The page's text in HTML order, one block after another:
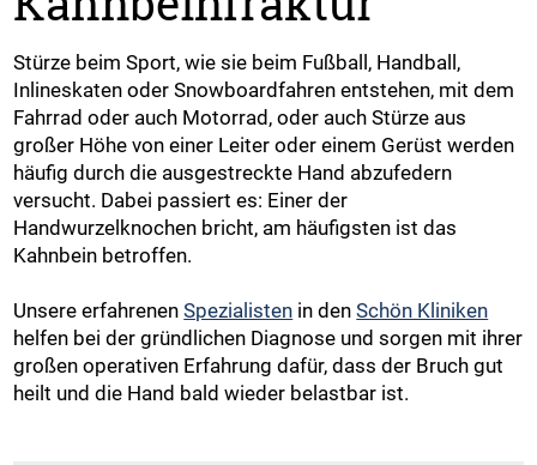
Stürze beim Sport, wie sie beim Fußball, Handball,
Inlineskaten oder Snowboardfahren entstehen, mit dem
Fahrrad oder auch Motorrad, oder auch Stürze aus
großer Höhe von einer Leiter oder einem Gerüst werden
häufig durch die ausgestreckte Hand abzufedern
versucht. Dabei passiert es: Einer der
Handwurzelknochen bricht, am häufigsten ist das
Kahnbein betroffen.
Unsere erfahrenenSpezialisten in denSchön Kliniken
helfen bei der gründlichen Diagnose und sorgen mit ihrer
großen operativen Erfahrung dafür, dass der Bruch gut
heilt und die Hand bald wieder belastbar ist.